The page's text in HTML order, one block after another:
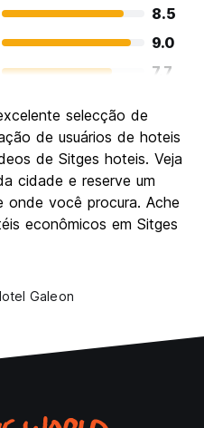
8.5
9.0
7.7
7.6
9.2
7.1
selecção de
de usuários de hoteis
de Sitges hoteis. Veja
cidade e reserve um
onde você procura. Ache
econômicos em Sitges
Galeon